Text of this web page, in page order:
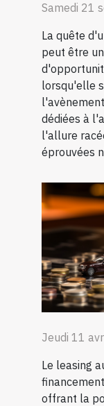
Samedi 21
La quête
peut être
lorsqu'elle
dédiées à
l'allure
éprouvées
Jeudi 11
Le leasing
offrant la